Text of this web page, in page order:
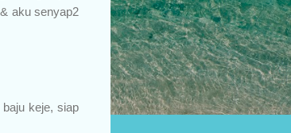
aku senyap2
keje, siap